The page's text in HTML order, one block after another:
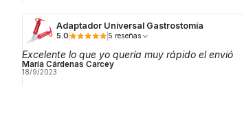
Adaptador Universal Gastrostomía
5.0 5 reseñas
Excelente lo que yo quería muy rápido el envió
María Cárdenas Carcey
18/9/2023